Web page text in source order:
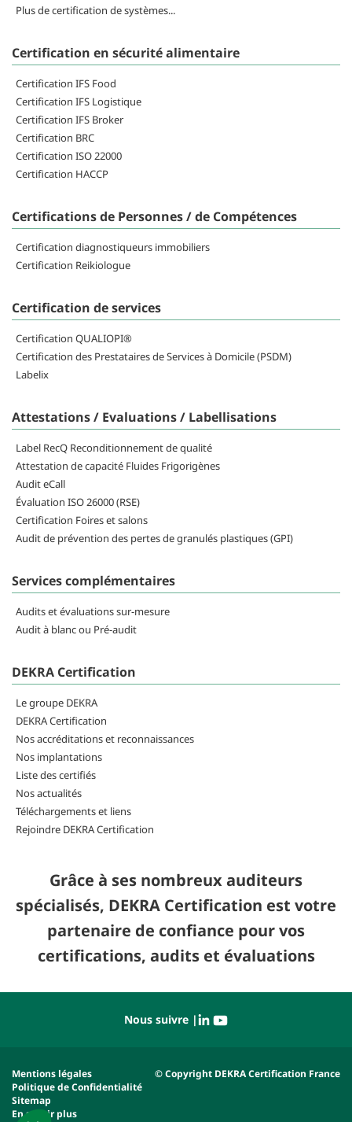
Plus de certification de systèmes...
Certification en sécurité alimentaire
Certification IFS Food
Certification IFS Logistique
Certification IFS Broker
Certification BRC
Certification ISO 22000
Certification HACCP
Certifications de Personnes / de Compétences
Certification diagnostiqueurs immobiliers
Certification Reikiologue
Certification de services
Certification QUALIOPI®
Certification des Prestataires de Services à Domicile (PSDM)
Labelix
Attestations / Evaluations / Labellisations
Label RecQ Reconditionnement de qualité
Attestation de capacité Fluides Frigorigènes
Audit eCall
Évaluation ISO 26000 (RSE)
Certification Foires et salons
Audit de prévention des pertes de granulés plastiques (GPI)
Services complémentaires
Audits et évaluations sur-mesure
Audit à blanc ou Pré-audit
DEKRA Certification
Le groupe DEKRA
DEKRA Certification
Nos accréditations et reconnaissances
Nos implantations
Liste des certifiés
Nos actualités
Téléchargements et liens
Rejoindre DEKRA Certification
Grâce à ses nombreux auditeurs
spécialisés, DEKRA Certification est votre
partenaire de confiance pour vos
certifications, audits et évaluations
Nous suivre |
© Copyright DEKRA Certification France
Mentions légales
Politique de Confidentialité
Sitemap
En savoir plus